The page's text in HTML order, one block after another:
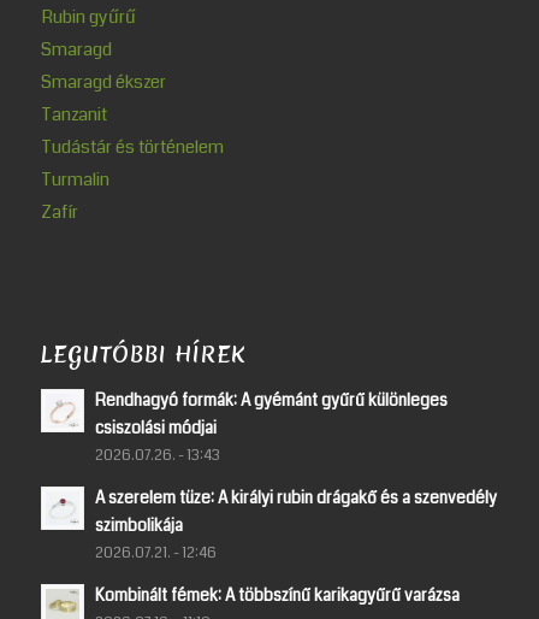
Rubin gyűrű
Smaragd
Smaragd ékszer
Tanzanit
Tudástár és történelem
Turmalin
Zafír
LEGUTÓBBI HÍREK
Rendhagyó formák: A gyémánt gyűrű különleges
csiszolási módjai
2026.07.26. - 13:43
A szerelem tüze: A királyi rubin drágakő és a szenvedély
szimbolikája
2026.07.21. - 12:46
Kombinált fémek: A többszínű karikagyűrű varázsa